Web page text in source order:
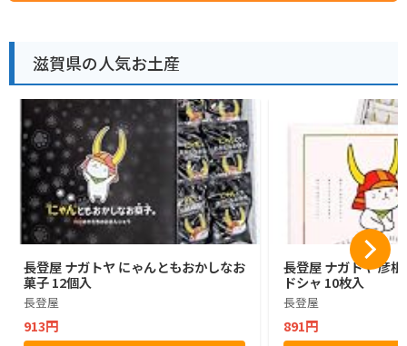
滋賀県の人気お土産
長登屋 ナガトヤ にゃんともおかしなお
菓子 12個入
長登屋
913円
長登屋 ナガトヤ 彦
ドシャ 10枚入
長登屋
891円